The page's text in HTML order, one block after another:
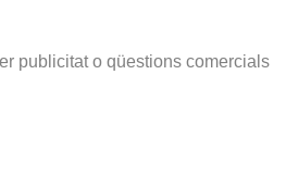
publicitat o qüestions comercials